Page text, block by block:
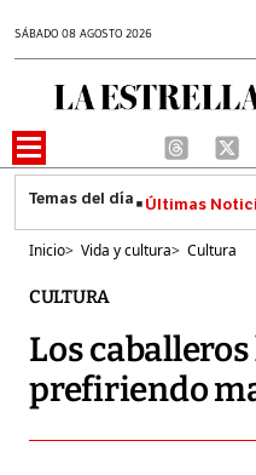
SÁBADO 08 AGOSTO 2026
Últimas
Inicio> Vida y cultura> Cultura
CULTURA
Los
prefiriendo